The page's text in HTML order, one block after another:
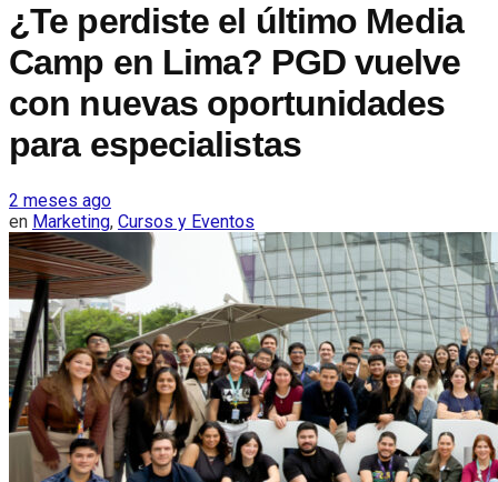
¿Te perdiste el último Media
Camp en Lima? PGD vuelve
con nuevas oportunidades
para especialistas
2 meses ago
en Marketing, Cursos y Eventos